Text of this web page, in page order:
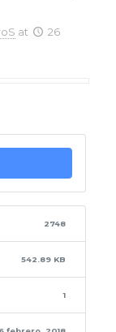
at
26
2748
542.89 KB
1